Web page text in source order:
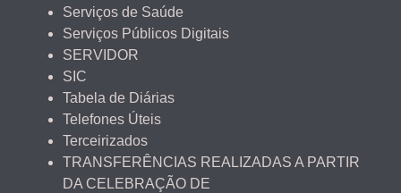
Serviços de Saúde
Serviços Públicos Digitais
SERVIDOR
SIC
Tabela de Diárias
Telefones Úteis
Terceirizados
TRANSFERÊNCIAS REALIZADAS A PARTIR
DA CELEBRAÇÃO DE